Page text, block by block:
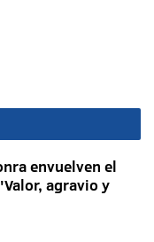
envuelven el
agravio y